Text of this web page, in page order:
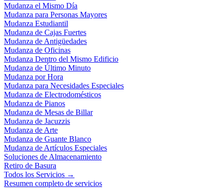
Mudanza el Mismo Día
Mudanza para Personas Mayores
Mudanza Estudiantil
Mudanza de Cajas Fuertes
Mudanza de Antigüedades
Mudanza de Oficinas
Mudanza Dentro del Mismo Edificio
Mudanza de Último Minuto
Mudanza por Hora
Mudanza para Necesidades Especiales
Mudanza de Electrodomésticos
Mudanza de Pianos
Mudanza de Mesas de Billar
Mudanza de Jacuzzis
Mudanza de Arte
Mudanza de Guante Blanco
Mudanza de Artículos Especiales
Soluciones de Almacenamiento
Retiro de Basura
Todos los Servicios →
Resumen completo de servicios